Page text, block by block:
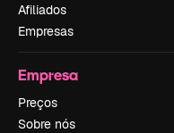
Afiliados
Empresas
Empresa
Preços
Sobre nós